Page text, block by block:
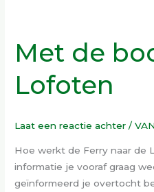
Met de
Lofoten
Laat een reactie achter /
Hoe werkt de Ferry naar de
informatie je vooraf graag
geïnformeerd je overtocht
Met
de
boot
naar
Lofoten